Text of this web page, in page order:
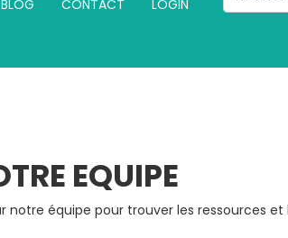
BLOG CONTACT LOGIN
EQUIPE
équipe pour trouver les ressources